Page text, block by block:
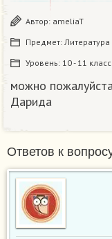
Автор: ameliaT
Предмет: Литература
Уровень: 10 - 11 класс
можно
Дарида​
Ответов к